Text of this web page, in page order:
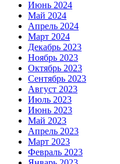
Июнь 2024
Май 2024
Апрель 2024
Март 2024
Декабрь 2023
Ноябрь 2023
Октябрь 2023
Сентябрь 2023
Август 2023
Июль 2023
Июнь 2023
Май 2023
Апрель 2023
Март 2023
Февраль 2023